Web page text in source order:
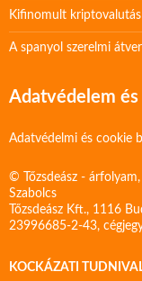
Kifinomult
A spanyol szerelmi
Adatvédelem
Adatvédelmi és cookie
© Tőzsdeász -
Szabolcs
Tőzsdeász Kft., 1116
23996685-2-43,
KOCKÁZATI